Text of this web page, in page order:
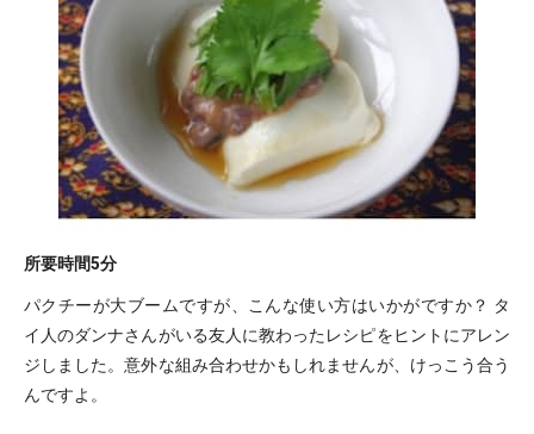
所要時間5分
パクチーが大ブームですが、こんな使い方はいかがですか？ タ
イ人のダンナさんがいる友人に教わったレシピをヒントにアレン
ジしました。意外な組み合わせかもしれませんが、けっこう合う
んですよ。